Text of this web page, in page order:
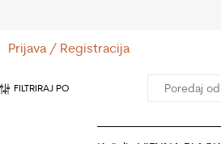
Prijava / Registracija
FILTRIRAJ PO